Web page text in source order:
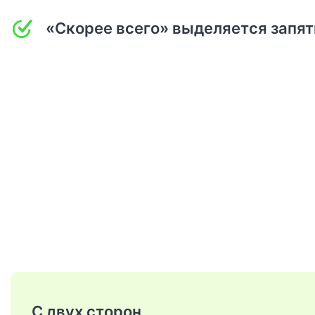
«Скорее всего» выделяется